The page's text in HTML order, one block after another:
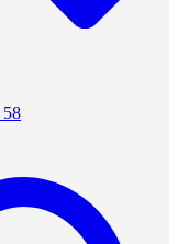
58